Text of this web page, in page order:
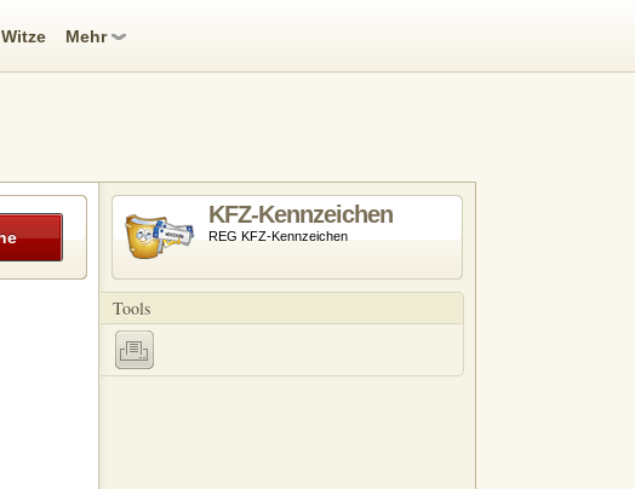
KFZ-Kennzeichen
REG KFZ-Kennzeichen
Tools
Witze Mehr